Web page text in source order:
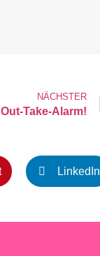
NÄCHSTER
Take-Alarm!
LinkedIn